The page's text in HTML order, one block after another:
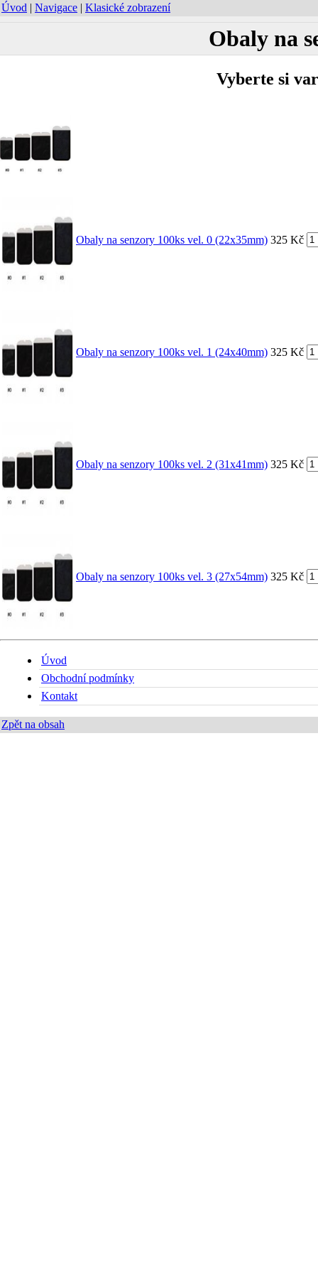
Úvod | Navigace | Klasické zobrazení
Obaly na
Vyberte si
Obaly na senzory 100ks vel. 0 (22x35mm) 325 Kč
Obaly na senzory 100ks vel. 1 (24x40mm) 325 Kč
Obaly na senzory 100ks vel. 2 (31x41mm) 325 Kč
Obaly na senzory 100ks vel. 3 (27x54mm) 325 Kč
Úvod
Obchodní podmínky
Kontakt
Zpět na obsah